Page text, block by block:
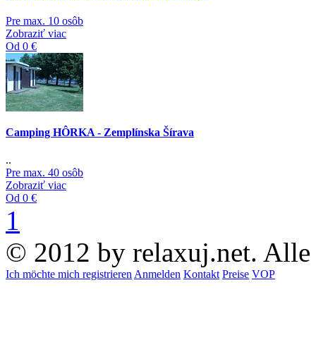
Pre max. 10 osôb
Zobraziť viac
Od 0 €
Camping HÔRKA - Zemplínska Šírava
..
Pre max. 40 osôb
Zobraziť viac
Od 0 €
1
© 2012 by relaxuj.net. Alle
Ich möchte mich registrieren Anmelden Kontakt Preise VOP